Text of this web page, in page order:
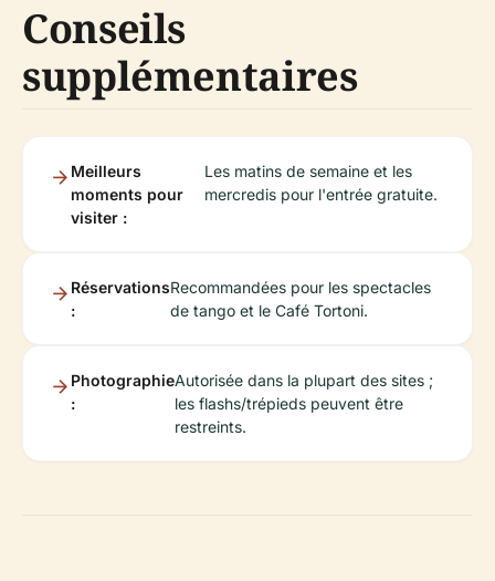
Conseils
supplémentaires
Meilleurs
moments pour
visiter :
Les matins de semaine et les
mercredis pour l'entrée gratuite.
Réservations
:
Recommandées pour les spectacles
de tango et le Café Tortoni.
Photographie
:
Autorisée dans la plupart des sites ;
les flashs/trépieds peuvent être
restreints.